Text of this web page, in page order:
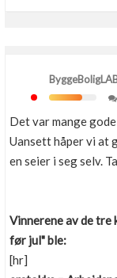
Det var mange
Uansett håper vi at
en seier i seg selv.
Vinnerene av de
før jul" ble:
[hr]